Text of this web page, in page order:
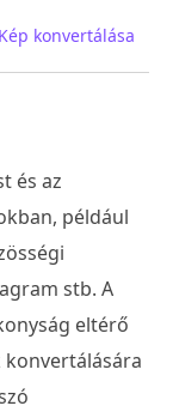
Kép konvertálása
és az
például
stb. A
eltérő